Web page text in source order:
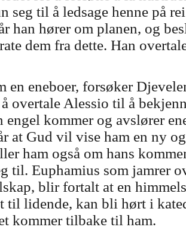
seg til å ledsage henne på
han hører om planen, og
dem fra dette. Han
en eneboer, forsøker
å overtale Alessio til å
engel kommer og avslører
at Gud vil vise ham en ny
ham også om hans
til. Euphamius som jamrer
blir fortalt at en
til lidende, kan bli hørt i
kommer tilbake til ham.